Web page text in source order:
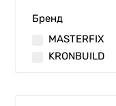
Бренд
MASTERFIX
KRONBUILD